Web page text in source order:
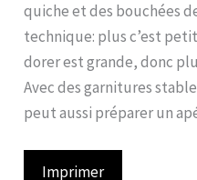
quiche et des bouchées
technique: plus c’est
dorer est grande, donc
Avec des garnitures
peut aussi préparer un
Imprimer